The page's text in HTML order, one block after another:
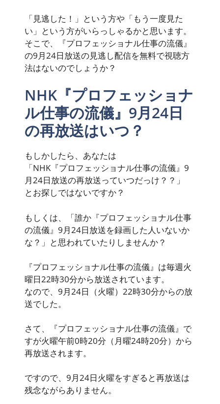
「見逃した！」 という方や 「もう一度見た
い」 という方がいらっしゃるかと思います。
そこで、『プロフェッショナル仕事の流儀』
の9月24日放送の見逃し配信を無料で視聴方
法はないのでしょうか？
NHK『プロフェッショナ
ル仕事の流儀』9月24日
の再放送はいつ？
もしかしたら、あなたは
「NHK『プロフェッショナル仕事の流儀』9
月24日放送の再放送っていつだっけ？？」
とお探しではないですか？
もしくは、「誰か『プロフェッショナル仕事
の流儀』9月24日放送を録画した人いないか
な？」と思われていたりしませんか？
『プロフェッショナル仕事の流儀』は毎週火
曜日22時30分から放送されています。
なので、 9月24日（火曜）22時30分からの放
送でした。
さて、『プロフェッショナル仕事の流儀』で
すが火曜午前0時20分（月曜24時20分） から
再放送されます。
ですので、9月24日火曜をすぎると再放送は
残念ながらありません。